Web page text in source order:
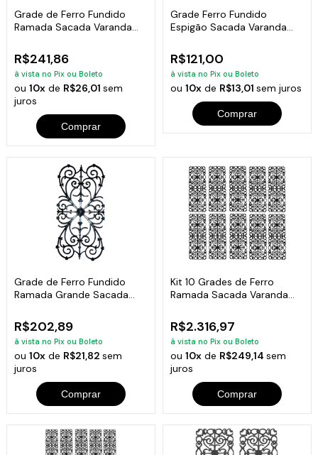
Grade de Ferro Fundido
Ramada Sacada Varanda
R$241,86
à vista no Pix ou Boleto
ou10x de R$26,01sem
juros
Comprar
Grade Ferro Fundido
Espigão Sacada Varanda
R$121,00
à vista no Pix ou Boleto
ou 10xde R$13,01 sem juros
Comprar
Grade de Ferro Fundido
Ramada Grande Sacada
R$202,89
à vista no Pix ou Boleto
ou10x de R$21,82sem
juros
Comprar
Kit 10 Grades de Ferro
Ramada Sacada Varanda
R$2.316,97
à vista no Pix ou Boleto
ou 10xde R$249,14 sem
juros
Comprar